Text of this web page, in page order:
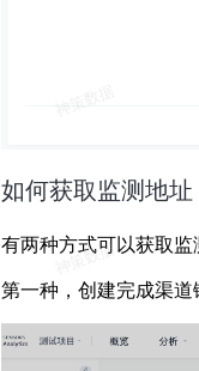
如何获取监测地址
有两种方式可以获取监
第一种，创建完成渠道